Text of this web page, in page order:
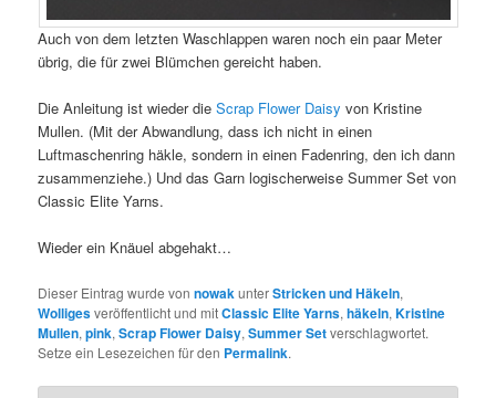
Auch von dem letzten Waschlappen waren noch ein paar Meter
übrig, die für zwei Blümchen gereicht haben.
Die Anleitung ist wieder dieScrap Flower Daisy von Kristine
Mullen. (Mit der Abwandlung, dass ich nicht in einen
Luftmaschenring häkle, sondern in einen Fadenring, den ich dann
zusammenziehe.) Und das Garn logischerweise Summer Set von
Classic Elite Yarns.
Wieder ein Knäuel abgehakt…
Dieser Eintrag wurde vonnowak unterStricken und Häkeln,
Wolligesveröffentlicht und mitClassic Elite Yarns,häkeln,Kristine
Mullen,pink,Scrap Flower Daisy,Summer Setverschlagwortet.
Setze ein Lesezeichen für den Permalink.